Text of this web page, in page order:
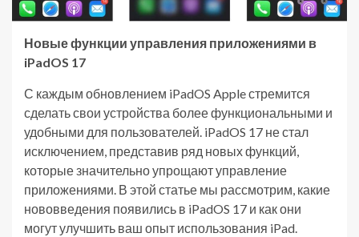
Новые функции управления приложениями в
iPadOS 17
С каждым обновлением iPadOS Apple стремится
сделать свои устройства более функциональными и
удобными для пользователей. iPadOS 17 не стал
исключением, представив ряд новых функций,
которые значительно упрощают управление
приложениями. В этой статье мы рассмотрим, какие
нововведения появились в iPadOS 17 и как они
могут улучшить ваш опыт использования iPad.